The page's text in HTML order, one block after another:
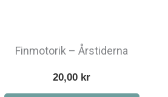
Finmotorik – Årstiderna
20,00 kr